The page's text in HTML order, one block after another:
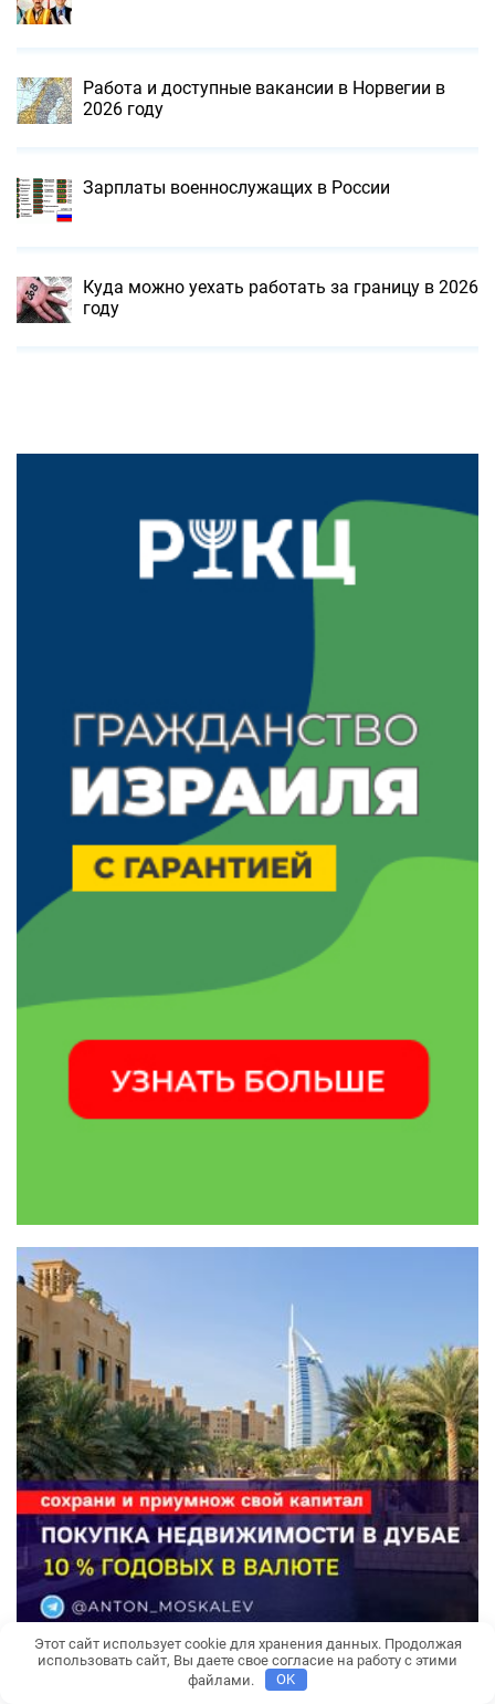
Работа и доступные вакансии в Норвегии в
2026 году
Зарплаты военнослужащих в России
Куда можно уехать работать за границу в 2026
году
Этот сайт использует cookie для хранения данных. Продолжая
использовать сайт, Вы даете свое согласие на работу с этими
файлами.
OK